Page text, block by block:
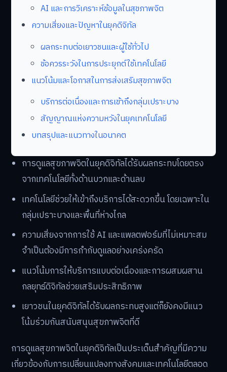
AI และการวิเคราะห์ข้อมูลในสุขภาพจิต
ความเสี่ยงและปัญหาในยุคดิจิทัล
ผลกระทบต่อเยาวชนและผู้ใช้ทั่วไป
ข้อควรระวังในการประยุกต์ใช้เทคโนโลยี
แนวโน้มและโอกาสในการส่งเสริมสุขภาพจิต
บริการต่อเนื่องและการเข้าถึงกลุ่มเปราะบาง
สัญญาณแห่งความหวังในยุคเทคโนโลยี
บทสรุปและแนวทางในอนาคต
การดูแลสุขภาพจิตในยุคดิจิทัลได้รับผลกระทบโดยตรง
จากเทคโนโลยีทั้งด้านบวกและด้านลบ
เทคโนโลยีช่วยให้เข้าถึงบริการได้สะดวกขึ้น โดยเฉพาะใน
กลุ่มเปราะบางและพื้นที่ห่างไกล
ความเสี่ยงจากการใช้ AI และแพลตฟอร์มที่ไม่เหมาะสม
จำเป็นต้องมีการกำกับดูแลอย่างเคร่งครัด
แนวโน้มการให้บริการแบบต่อเนื่องและการผสมผสาน
กลยุทธ์ดิจิทัลช่วยเสริมประสิทธิภาพ
เยาวชนในยุคดิจิทัลได้รับผลกระทบสูงแต่ก็ยังคงมีแนว
โน้มร่วมกันสนับสนุนสุขภาพจิตที่ดี
การดูแลสุขภาพจิตในยุคดิจิทัลเป็นประเด็นสำคัญที่มีความ
เกี่ยวข้องกับการเปลี่ยนแปลงทางสังคมและเทคโนโลยีตลอด